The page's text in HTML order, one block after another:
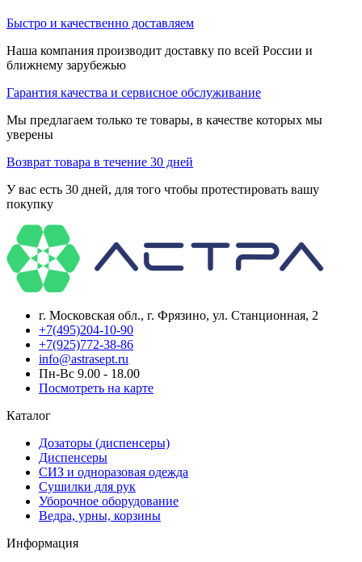
Быстро и качественно доставляем
Наша компания производит доставку по всей России и
ближнему зарубежью
Гарантия качества и сервисное обслуживание
Мы предлагаем только те товары, в качестве которых мы
уверены
Возврат товара в течение 30 дней
У вас есть 30 дней, для того чтобы протестировать вашу
покупку
г. Московская обл., г. Фрязино, ул. Станционная, 2
+7(495)204-10-90
+7(925)772-38-86
info@astrasept.ru
Пн-Вс 9.00 - 18.00
Посмотреть на карте
Каталог
Дозаторы (диспенсеры)
Диспенсеры
СИЗ и одноразовая одежда
Сушилки для рук
Уборочное оборудование
Ведра, урны, корзины
Информация